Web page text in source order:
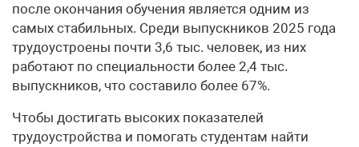
после окончания обучения является одним из
самых стабильных. Среди выпускников 2025 года
трудоустроены почти 3,6 тыс. человек, из них
работают по специальности более 2,4 тыс.
выпускников, что составило более 67%.
Чтобы достигать высоких показателей
трудоустройства и помогать студентам найти